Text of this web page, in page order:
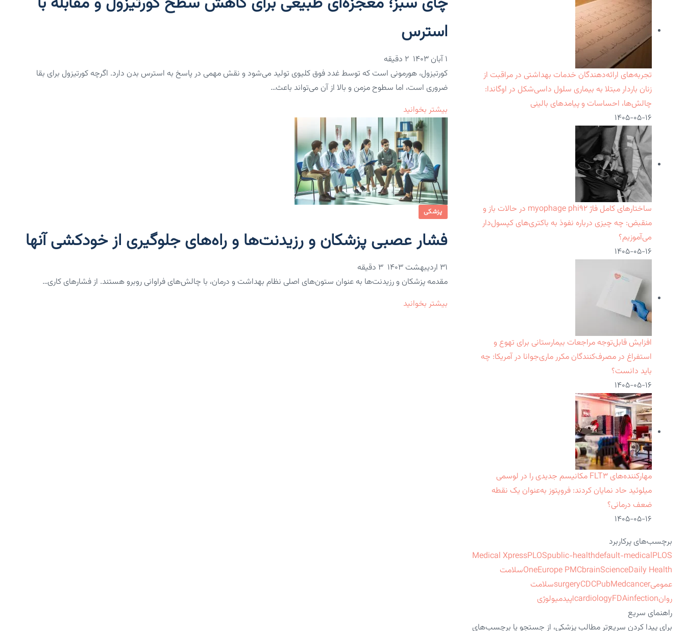
استرس
۱ آبان ۱۴۰۳
کورتیزول، هورمونی است که توسط غدد فوق کلیوی تولید می‌شود و نقش مهمی در پاسخ به استرس بدن دارد. اگرچه کورتیزول برای بقا
ضروری است، اما سطوح مزمن و بالا از آن می‌تواند باعث…
بیشتر بخوانید
پزشکی
فشار عصبی پزشکان و رزیدنت‌ها و راه‌های جلوگیری از خودکشی آنها
۳۱ اردیبهشت ۱۴۰۳
مقدمه پزشکان و رزیدنت‌ها به عنوان ستون‌های اصلی نظام بهداشت و درمان، با چالش‌های فراوانی روبرو هستند. از فشارهای کاری…
بیشتر بخوانید
تجربه‌های ارائه‌دهندگان خدمات بهداشتی در مراقبت از
زنان باردار مبتلا به بیماری سلول داسی‌شکل در اوگاندا:
چالش‌ها، احساسات و پیامدهای بالینی
۱۴۰۵-۰۵-۱۶
ساختارهای کامل فاژ myophage phi۹۲ در حالات باز و
منقبض: چه چیزی درباره نفوذ به باکتری‌های کپسول‌دار
می‌آموزیم؟
۱۴۰۵-۰۵-۱۶
افزایش قابل‌توجه مراجعات بیمارستانی برای تهوع و
استفراغ در مصرف‌کنندگان مکرر ماری‌جوانا در آمریکا: چه
باید دانست؟
۱۴۰۵-۰۵-۱۶
مهارکننده‌های FLT۳ مکانیسم جدیدی را در لوسمی
میلوئید حاد نمایان کردند: فروپتوز به‌عنوان یک نقطه
ضعف درمانی؟
۱۴۰۵-۰۵-۱۶
برچسب‌های پرکاربرد
Medical XpressPLOSpublic-healthdefault-medicalPLOS
OneEurope PMCbrainScienceDaily Health
سلامت
عمومی
surgeryCDCPubMedcancer
سلامت
روان
cardiologyFDAinfection
اپیدمیولوژی
راهنمای سریع
برای پیدا کردن سریع‌تر مطالب پزشکی، از جستجو یا برچسب‌های